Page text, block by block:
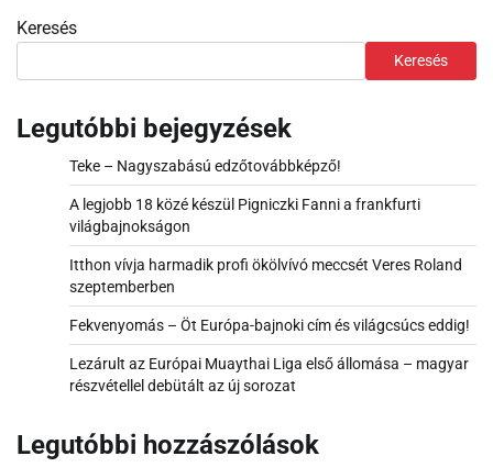
Keresés
Keresés
Legutóbbi bejegyzések
Teke – Nagyszabású edzőtovábbképző!
A legjobb 18 közé készül Pigniczki Fanni a frankfurti
világbajnokságon
Itthon vívja harmadik profi ökölvívó meccsét Veres Roland
szeptemberben
Fekvenyomás – Öt Európa-bajnoki cím és világcsúcs eddig!
Lezárult az Európai Muaythai Liga első állomása – magyar
részvétellel debütált az új sorozat
Legutóbbi hozzászólások